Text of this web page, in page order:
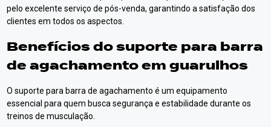
pelo excelente serviço de pós-venda, garantindo a satisfação dos
clientes em todos os aspectos.
Benefícios dosuporte para barra
de agachamento em guarulhos
O suporte para barra de agachamento é um equipamento
essencial para quem busca segurança e estabilidade durante os
treinos de musculação.